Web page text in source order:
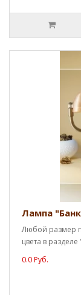
Лампа
Любой размер
цвета в
0.0 Руб.